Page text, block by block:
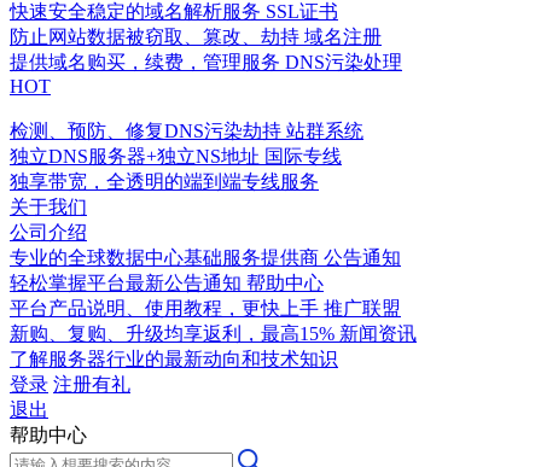
快速安全稳定的域名解析服务 SSL证书
防止网站数据被窃取、篡改、劫持 域名注册
提供域名购买，续费，管理服务 DNS污染处理
HOT
检测、预防、修复DNS污染劫持 站群系统
独立DNS服务器+独立NS地址 国际专线
独享带宽，全透明的端到端专线服务
关于我们
公司介绍
专业的全球数据中心基础服务提供商 公告通知
轻松掌握平台最新公告通知 帮助中心
平台产品说明、使用教程，更快上手 推广联盟
新购、复购、升级均享返利，最高15% 新闻资讯
了解服务器行业的最新动向和技术知识
登录 注册有礼
退出
帮助中心